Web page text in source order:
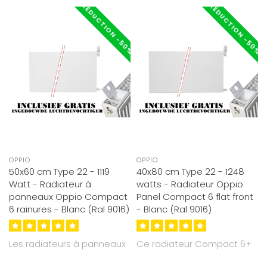
RÉDUCTION -50%
OPPIO
50x60 cm Type 22 - 1119
Watt - Radiateur à
panneaux Oppio Compact
6 rainures - Blanc (Ral 9016)
Les radiateurs à panneaux
RÉDUCTION -50%
OPPIO
40x80 cm Type 22 - 1248
watts - Radiateur Oppio
Panel Compact 6 flat front
- Blanc (Ral 9016)
Ce radiateur Compact 6+